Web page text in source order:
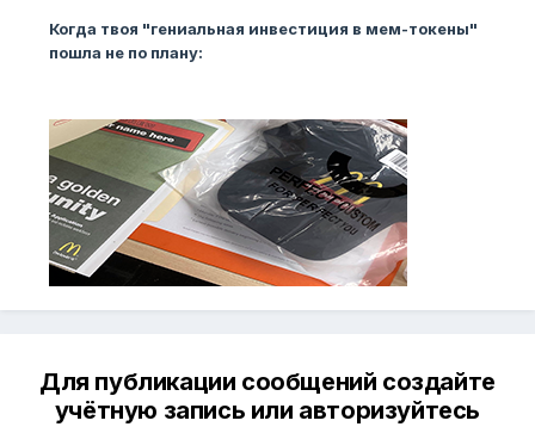
Когда твоя "гениальная инвестиция в мем-токены"
пошла не по плану:
Для публикации сообщений создайте
учётную запись или авторизуйтесь